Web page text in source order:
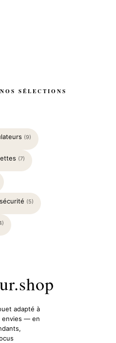
SÉLECTIONS
(9)
(7)
(5)
adapté à
envies — en